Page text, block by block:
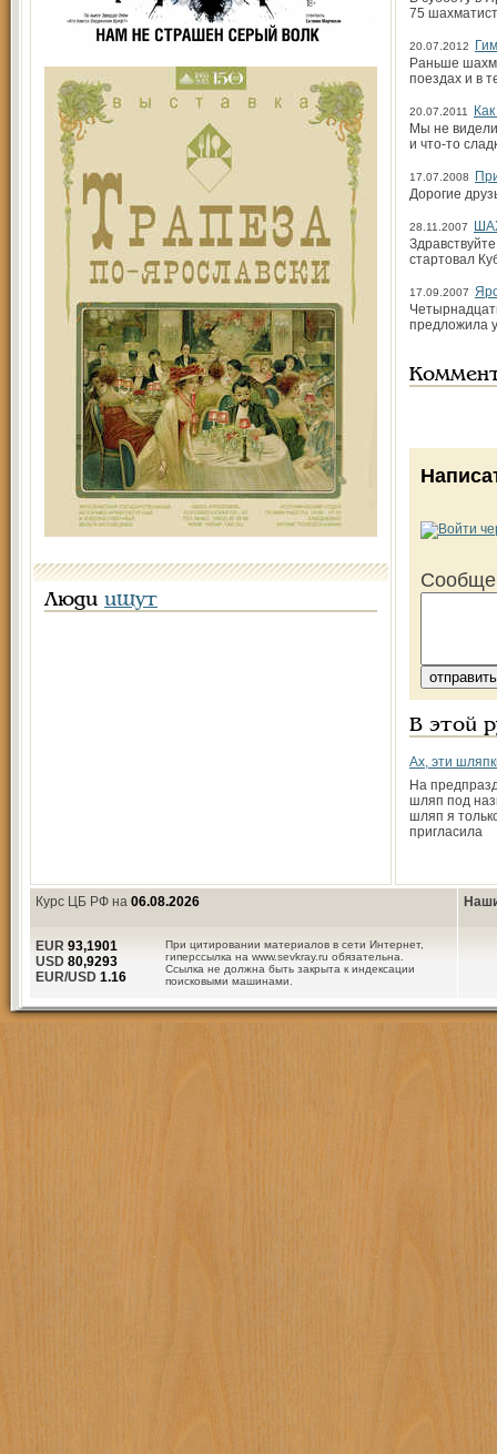
Люди ищут
75
20.07.2012
Раньше
поездах и в
20.07.2011
Мы не
и что-то
17.07.2008
Дорогие
28.11.2007
стартовал
17.09.2007
предложила
В этой
Ах, эти
На
шляп под
шляп я
пригласила
Курс ЦБ РФ на 06.08.2026
При цитировании материалов в сети Интернет,
гиперссылка на www.sevkray.ru обязательна.
Ссылка не должна быть закрыта к индексации
поисковыми машинами.
EUR 93,1901
USD 80,9293
EUR/USD 1.16